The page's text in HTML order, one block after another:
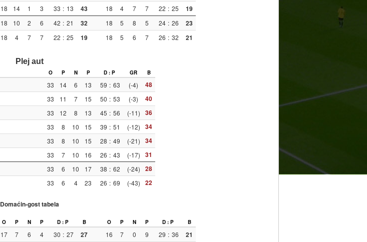
18 14 1 3 33 : 13 43 18 4 7 7 22 : 25 19
18 10 2 6 42 : 21 32 18 5 8 5 24 : 26 23
18 4 7 7 22 : 25 19 18 5 6 7 26 : 32 21
Plej aut
O P N P D : P GR B
33 14 6 13 59 : 63 (-4) 48
33 11 7 15 50 : 53 (-3) 40
33 12 8 13 45 : 56 (-11) 36
33 8 10 15 39 : 51 (-12) 34
33 8 10 15 28 : 49 (-21) 34
33 7 10 16 26 : 43 (-17) 31
33 6 10 17 38 : 62 (-24) 28
33 6 4 23 26 : 69 (-43) 22
Domaćin-gost tabela
O P N P D : P B O P N P D : P B
17 7 6 4 30 : 27 27 16 7 0 9 29 : 36 21